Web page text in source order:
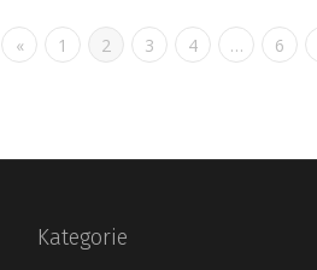
« 1 2 3 4 … 6
Kategorie